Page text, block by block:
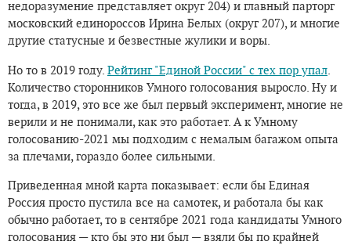
недоразумение представляет округ 204) и главный парторг
московский единороссов Ирина Белых (округ 207), и многие
другие статусные и безвестные жулики и воры.
Но то в 2019 году. Рейтинг "Единой России" с тех пор упал
Количество сторонников Умного голосования выросло. Ну и
тогда, в 2019, это все же был первый эксперимент, многие не
верили и не понимали, как это работает. А к Умному
голосованию-2021 мы подходим с немалым багажом опыта
за плечами, гораздо более сильными.
Приведенная мной карта показывает: если бы Единая
Россия просто пустила все на самотек, и работала бы как
обычно работает, то в сентябре 2021 года кандидаты Умного
голосования — кто бы это ни был — взяли бы по крайней